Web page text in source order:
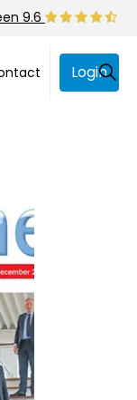
9.6
Login